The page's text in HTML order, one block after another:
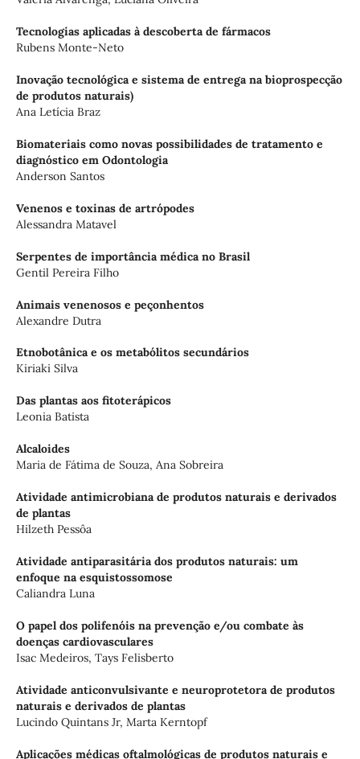
Tecnologias aplicadas à descoberta de fármacos
Rubens Monte-Neto
Inovação tecnológica e sistema de entrega na bioprospecção
de produtos naturais)
Ana Letícia Braz
Biomateriais como novas possibilidades de tratamento e
diagnóstico em Odontologia
Anderson Santos
Venenos e toxinas de artrópodes
Alessandra Matavel
Serpentes de importância médica no Brasil
Gentil Pereira Filho
Animais venenosos e peçonhentos
Alexandre Dutra
Etnobotânica e os metabólitos secundários
Kiriaki Silva
Das plantas aos fitoterápicos
Leonia Batista
Alcaloides
Maria de Fátima de Souza, Ana Sobreira
Atividade antimicrobiana de produtos naturais e derivados
de plantas
Hilzeth Pessôa
Atividade antiparasitária dos produtos naturais: um
enfoque na esquistossomose
Caliandra Luna
O papel dos polifenóis na prevenção e/ou combate às
doenças cardiovasculares
Isac Medeiros, Tays Felisberto
Atividade anticonvulsivante e neuroprotetora de produtos
naturais e derivados de plantas
Lucindo Quintans Jr, Marta Kerntopf
Aplicações médicas oftalmológicas de produtos naturais e